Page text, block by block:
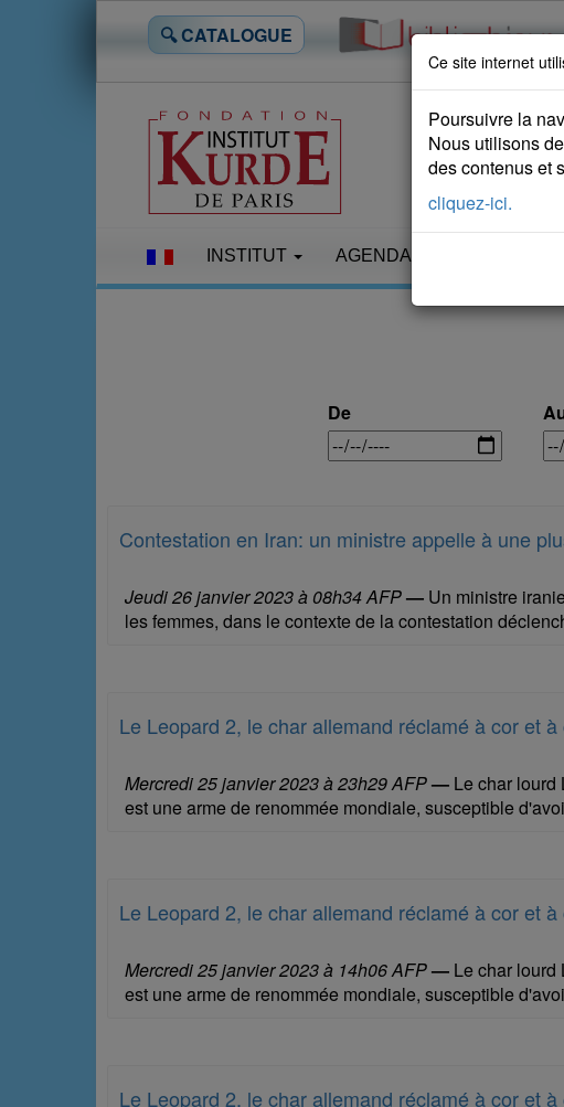
🔍 CATALOGUE
INSTITUT AGENDA
De
Contestation en Iran: un ministre appelle à une
Jeudi 26 janvier 2023 à 08h34 AFP— Un ministre
les femmes, dans le contexte de la contestation
Le Leopard 2, le char allemand réclamé à cor et
Mercredi 25 janvier 2023 à 23h29 AFP— Le char lourd
est une arme de renommée mondiale, susceptible
Le Leopard 2, le char allemand réclamé à cor et
Mercredi 25 janvier 2023 à 14h06 AFP— Le char lourd
est une arme de renommée mondiale, susceptible
Le Leopard 2, le char allemand réclamé à cor et
Ce site internet
Poursuivre la
Nous utilisons
des contenus et
cliquez-ici.